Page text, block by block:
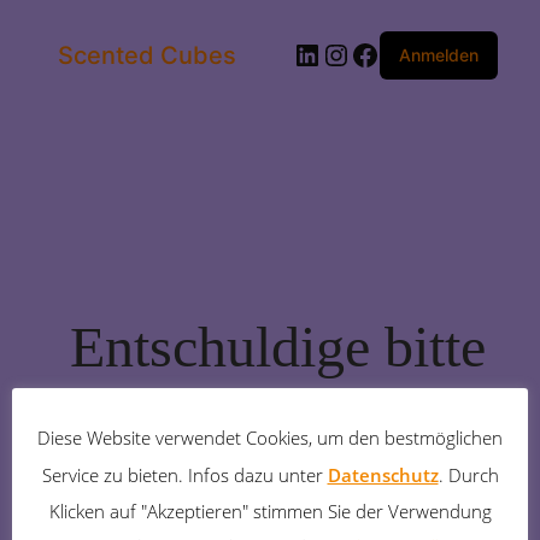
Scented Cubes LinkedIn
Instagram
Facebook
Anmelden
Entschuldige bitte
die
Unannehmlichkeiten!
Diese Website verwendet Cookies, um den bestmöglichen
Service zu bieten. Infos dazu unter Datenschutz. Durch
Klicken auf "Akzeptieren" stimmen Sie der Verwendung